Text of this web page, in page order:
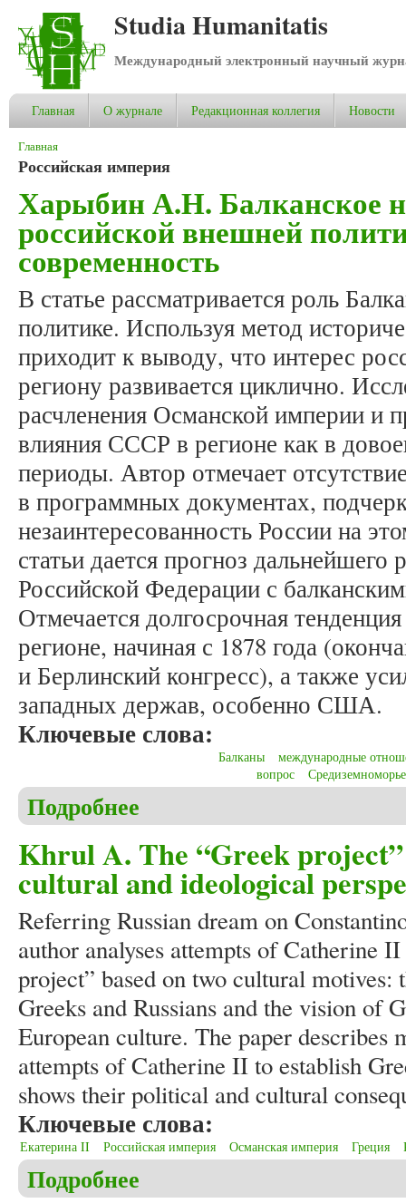
Studia Humanitatis
Международный электронный научный
Главная О журнале Редакционная коллегия Новости
Вы здесь
Главная
Российская империя
Харыбин А.Н. Балканское
российской внешней
современность
В статье рассматривается роль
политике. Используя метод
приходит к выводу, что интерес
региону развивается циклично.
расчленения Османской империи и
влияния СССР в регионе как в
периоды. Автор отмечает
в программных документах,
незаинтересованность России на
статьи дается прогноз
Российской Федерации с
Отмечается долгосрочная
регионе, начиная с 1878 года
и Берлинский конгресс), а также
западных держав, особенно США.
Ключевые слова:
Балканы
международные
вопрос
Средиземноморье
Подробнее
Khrul A. The “Greek
cultural and ideological
Referring Russian dream on
author analyses attempts of Catherine
project” based on two cultural motives:
Greeks and Russians and the vision of
European culture. The paper
attempts of Catherine II to establish
shows their political and cultural
Ключевые слова:
Екатерина II Российская империя Османская империя Греция
Подробнее